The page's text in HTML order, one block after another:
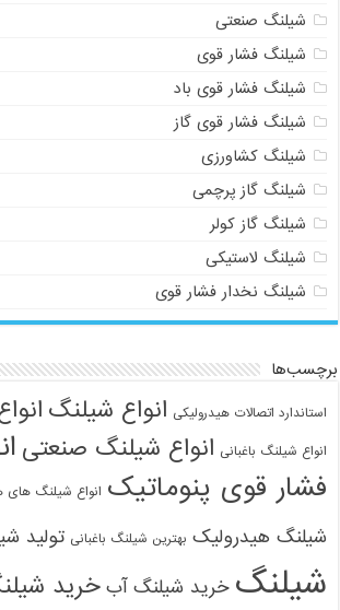
شیلنگ صنعتی
شیلنگ فشار قوی
شیلنگ فشار قوی باد
شیلنگ فشار قوی گاز
شیلنگ کشاورزی
شیلنگ گاز پرچمی
شیلنگ گاز کولر
شیلنگ لاستیکی
شیلنگ نخدار فشار قوی
برچسب‌ها
استاندارد اتصالات هیدرولیکی انواع شیلنگ
انواع شیلنگ باغبانی انواع شیلنگ صنعتی
فشار قوی پنوماتیک انواع شیلنگ های
شیلنگ هیدرولیک بهترین شیلنگ باغبانی تولید
شیلنگ خرید شیلنگ آب خرید